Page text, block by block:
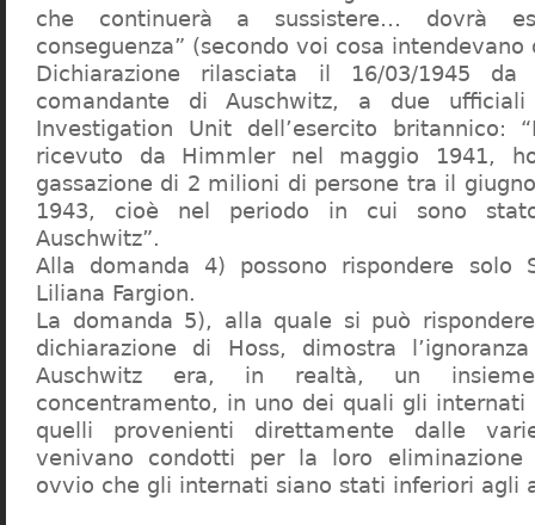
che continuerà a sussistere… dovrà
conseguenza” (secondo voi cosa intendevano
Dichiarazione rilasciata il 16/03/1945
comandante di Auschwitz, a due
Investigation Unit dell’esercito britannico:
ricevuto da Himmler nel maggio 1941,
gassazione di 2 milioni di persone tra il
1943, cioè nel periodo in cui sono
Auschwitz”.
Alla domanda 4) possono rispondere solo
Liliana Fargion.
La domanda 5), alla quale si può
dichiarazione di Hoss, dimostra
Auschwitz era, in realtà, un
concentramento, in uno dei quali gli
quelli provenienti direttamente dalle
venivano condotti per la loro eliminazione
ovvio che gli internati siano stati inferiori agli